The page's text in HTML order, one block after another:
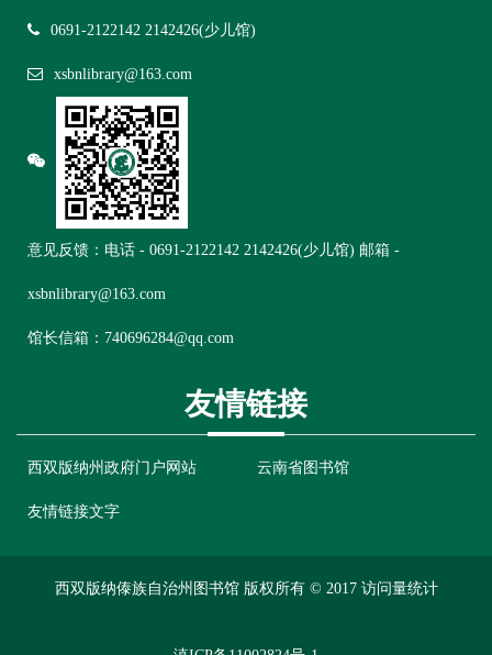
0691-2122142 2142426(少儿馆)
xsbnlibrary@163.com
意见反馈：电话 - 0691-2122142 2142426(少儿馆) 邮箱 -
xsbnlibrary@163.com
馆长信箱： 740696284@qq.com
友情链接
西双版纳州政府门户网站 云南省图书馆
友情链接文字
西双版纳傣族自治州图书馆 版权所有 © 2017 访问量统计